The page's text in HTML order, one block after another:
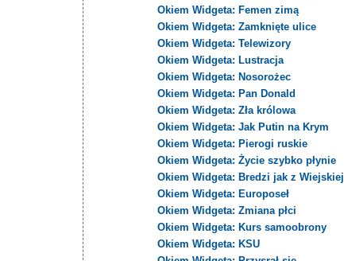
Okiem Widgeta: Femen zimą
Okiem Widgeta: Zamknięte ulice
Okiem Widgeta: Telewizory
Okiem Widgeta: Lustracja
Okiem Widgeta: Nosorożec
Okiem Widgeta: Pan Donald
Okiem Widgeta: Zła królowa
Okiem Widgeta: Jak Putin na Krym
Okiem Widgeta: Pierogi ruskie
Okiem Widgeta: Życie szybko płynie
Okiem Widgeta: Bredzi jak z Wiejskiej
Okiem Widgeta: Europoseł
Okiem Widgeta: Zmiana płci
Okiem Widgeta: Kurs samoobrony
Okiem Widgeta: KSU